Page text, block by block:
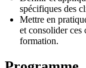
spécifiques des
Mettre en
et consolider ces
formation.